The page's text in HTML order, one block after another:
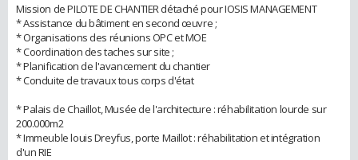
Mission de PILOTE DE CHANTIER détaché pour IOSIS MANAGEMENT
* Assistance du bâtiment en second œuvre ;
* Organisations des réunions OPC et MOE
* Coordination des taches sur site ;
* Planification de l'avancement du chantier
* Conduite de travaux tous corps d'état
* Palais de Chaillot, Musée de l'architecture : réhabilitation lourde sur
200.000m2
* Immeuble louis Dreyfus, porte Maillot : réhabilitation et intégration
d'un RIE